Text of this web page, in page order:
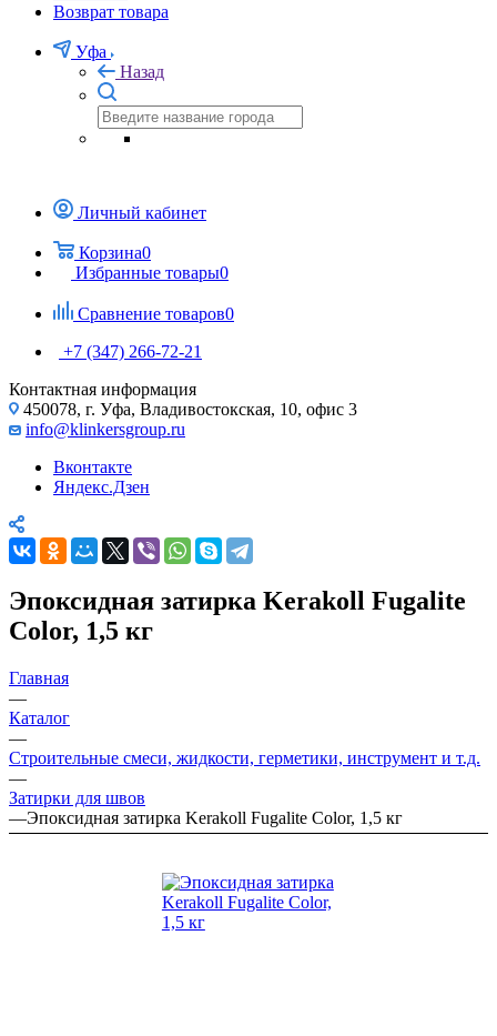
Возврат товара
Уфа
Назад
Личный кабинет
Корзина0
Избранные товары0
Сравнение товаров0
+7 (347) 266-72-21
Контактная информация
450078, г. Уфа, Владивостокская, 10, офис 3
info@klinkersgroup.ru
Вконтакте
Яндекс.Дзен
Эпоксидная затирка Kerakoll Fugalite
Color, 1,5 кг
Главная
—
Каталог
—
Строительные смеси, жидкости, герметики, инструмент и т.д.
—
Затирки для швов
—Эпоксидная затирка Kerakoll Fugalite Color, 1,5 кг